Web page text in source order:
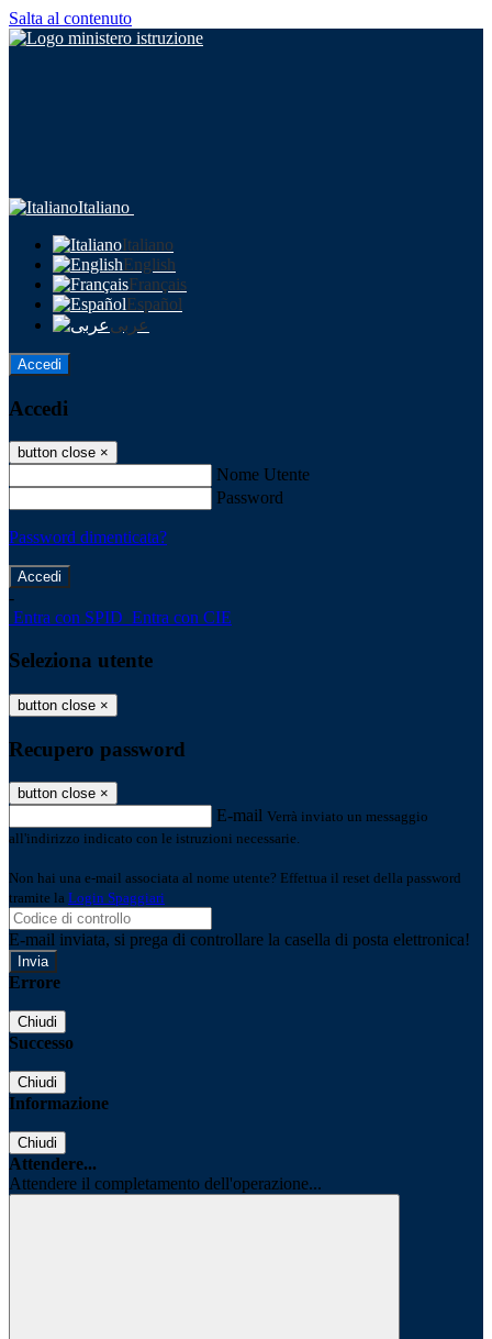
Salta al contenuto
Italiano
Italiano
English
Français
Español
عربى
Accedi
Accedi
button close ×
Nome Utente
Password
Password dimenticata?
-
Entra con SPID Entra con CIE
Seleziona utente
button close ×
Recupero password
button close ×
E-mail Verrà inviato un messaggio
all'indirizzo indicato con le istruzioni necessarie.
Non hai una e-mail associata al nome utente? Effettua il reset della password
tramite la Login Spaggiari
E-mail inviata, si prega di controllare la casella di posta elettronica!
Errore
Chiudi
Successo
Chiudi
Informazione
Chiudi
Attendere...
Attendere il completamento dell'operazione...